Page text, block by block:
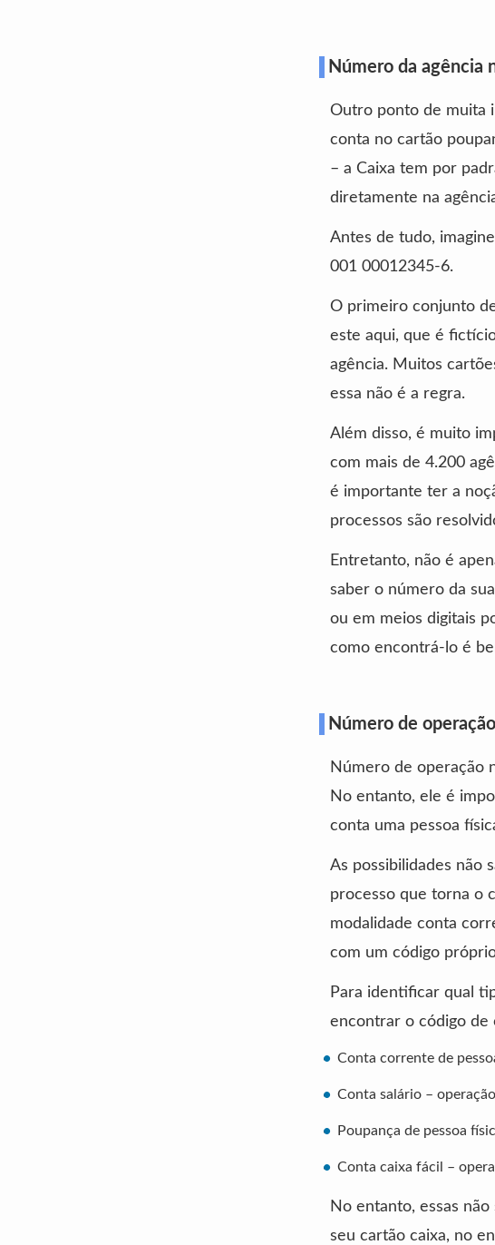
Número da agência
Outro ponto de muita
conta no cartão
– a Caixa tem por
diretamente na
Antes de tudo,
001 00012345-6.
O primeiro conjunto
este aqui, que é
agência. Muitos
essa não é a regra.
Além disso, é muito
com mais de 4.200
é importante ter a
processos são
Entretanto, não é
saber o número da
ou em meios digitais
como encontrá-lo é
Número de
Número de operação
No entanto, ele é
conta uma pessoa
As possibilidades não
processo que torna o
modalidade conta
com um código
Para identificar qual
encontrar o código de
Conta corrente de
Conta salário –
Poupança de pessoa
Conta caixa fácil –
No entanto, essas
seu cartão caixa, no